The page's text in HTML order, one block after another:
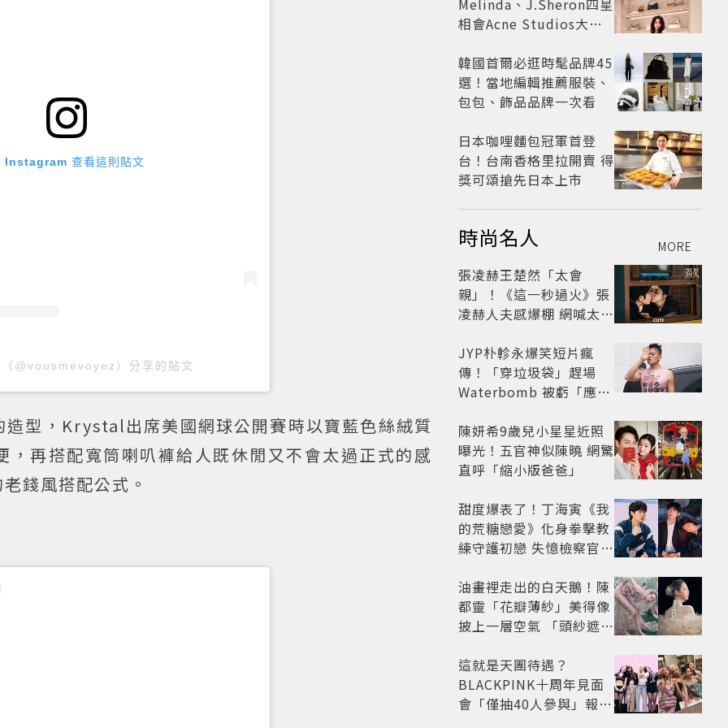
Instagram 查看這則貼文
@vousmevoyez）分享的貼文
型，Krystal出席美國網球公開賽時以寶藍色絲絨質
再搭配寬筒喇叭褲給人既休閒又不會太過正式的感
錢風搭配公式。
Melinda、J.Sheron四星
相會Acne Studios大曬
韓國首爾必逛時髦品牌45
選！當地編輯推薦服裝、
包包、飾品品牌一次看
日本咖哩麵包冠軍首登
台！台南香格里拉開賣 得
獎可頌搶先日本上市
時尚名人 MORE
張凌赫王楚然「太會
親」！《這一秒過火》張
凌赫人夫感爆棚 網喊太有
JYP朴軫永爆笑短片瘋
傳！「穿垃圾袋」趕場
Waterbomb 被虧「應該
陳妍希9歲兒小星星近照
曝光！五官神似陳曉 網驚
直呼「縮小版爸爸」
甜度爆表了！丁海寅《我
的荒糖戀愛》化身拳擊教
練守護初戀 失憶檢察官×
劇
油畫裡走出的白天鵝！陳
都靈「花瓣薄紗」美得像
披上一層空氣 「頭紗遮
太仙
這就是天團待遇？
BLACKPINK十周年見面
會「僅抽40人參與」報名